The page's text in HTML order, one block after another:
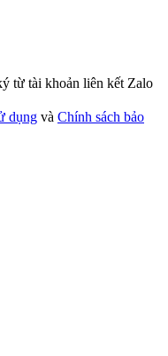
từ tài khoản liên kết Zalo
dụng và Chính sách bảo